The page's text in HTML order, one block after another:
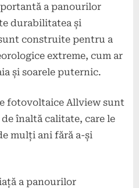
a panourilor
durabilitatea și
construite pentru a
extreme, cum ar
și soarele puternic.
fotovoltaice Allview sunt
înaltă calitate, care le
mulți ani fără a-și
a panourilor